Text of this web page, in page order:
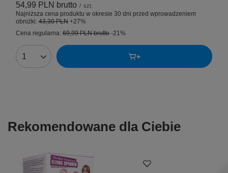
54,99 PLN brutto / szt.
Najniższa cena produktu w okresie 30 dni przed wprowadzeniem
obniżki: 43,30 PLN +27%
Cena regularna: 69,99 PLNbrutto -21%
Rekomendowane dla Ciebie